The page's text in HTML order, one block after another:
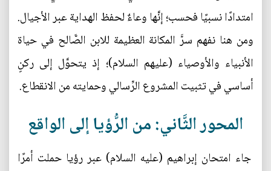
امتدادًا نسبيًا فحسب؛ إنَّها وعاءٌ لحفظ الهداية عبر الأجيال.
ومن هنا نفهم سرَّ المكانة العظيمة للابن الصَّالح في حياة
الأنبياء والأوصياء (عليهم السلام)؛ إذ يتحوَّل إلى ركنٍ
أساسي في تثبيت المشروع الرِّسالي وحمايته من الانقطاع.
المحور الثَّاني: من الرُّؤيا إلى الواقع
جاء امتحان إبراهيم (عليه السلام) عبر رؤيا حملت أمرًا